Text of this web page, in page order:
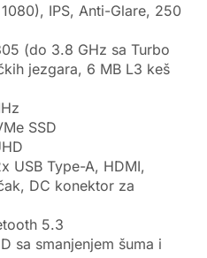
IPS, Anti-Glare, 250
(do 3.8 GHz sa Turbo
jezgara, 6 MB L3 keš
SSD
USB Type-A, HDMI,
DC konektor za
5.3
sa smanjenjem šuma i